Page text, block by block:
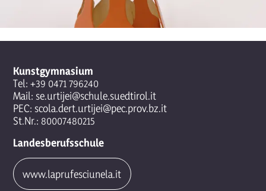
Kunstgymnasium
Tel: +39 0471 796240
Mail: se.urtijei@schule.suedtirol.it
PEC: scola.dert.urtijei@pec.prov.bz.it
St.Nr.: 80007480215
Landesberufsschule
www.laprufesciunela.it